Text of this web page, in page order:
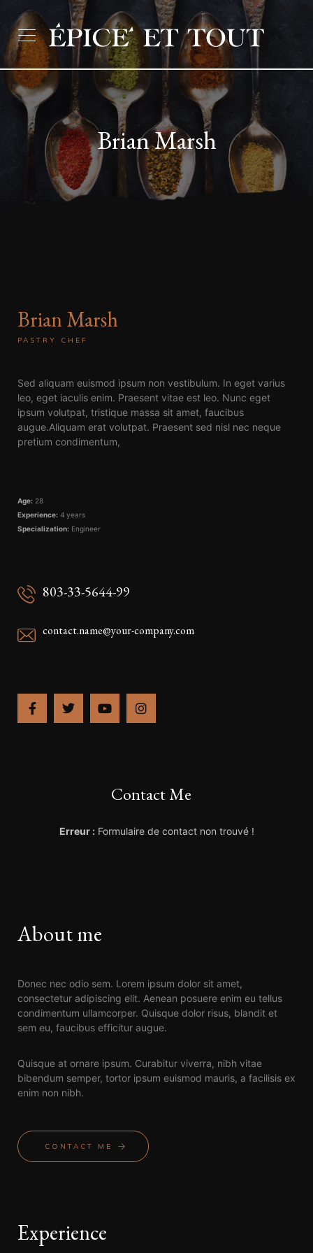
Brian Marsh
Brian Marsh
PASTRY CHEF
Sed aliquam euismod ipsum non vestibulum. In eget varius
leo, eget iaculis enim. Praesent vitae est leo. Nunc eget
ipsum volutpat, tristique massa sit amet, faucibus
augue.Aliquam erat volutpat. Praesent sed nisl nec neque
pretium condimentum,
Age: 28
Experience: 4 years
Specialization: Engineer
803-33-5644-99
contact.name@your-company.com
Contact Me
Erreur :Formulaire de contact non trouvé !
About me
Donec nec odio sem. Lorem ipsum dolor sit amet,
consectetur adipiscing elit. Aenean posuere enim eu tellus
condimentum ullamcorper. Quisque dolor risus, blandit et
sem eu, faucibus efficitur augue.
Quisque at ornare ipsum. Curabitur viverra, nibh vitae
bibendum semper, tortor ipsum euismod mauris, a facilisis ex
enim non nibh.
CONTACT ME
Experience